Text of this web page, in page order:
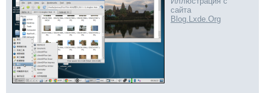
сайта
Blog.Lxde.Org